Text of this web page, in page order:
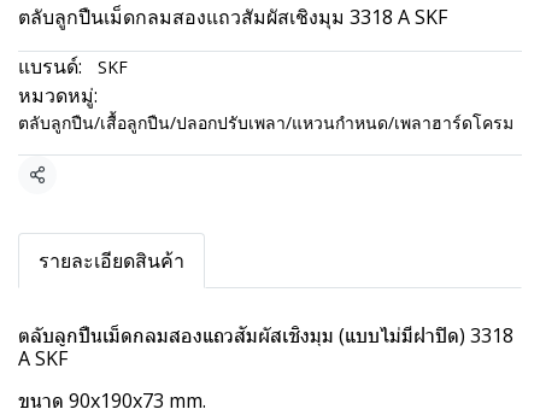
ตลับลูกปืนเม็ดกลมสองแถวสัมผัสเชิงมุม 3318 A SKF
แบรนด์:
SKF
หมวดหมู่:
ตลับลูกปืน/เสื้อลูกปืน/ปลอกปรับเพลา/แหวนกำหนด/เพลาฮาร์ดโครม
แชร์
รายละเอียดสินค้า
ตลับลูกปืนเม็ดกลมสองแถวสัมผัสเชิงมุม (แบบไม่มีฝาปิด) 3318
A SKF
ขนาด 90x190x73 mm.